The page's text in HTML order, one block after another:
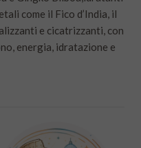
come il Fico d’India, il
e cicatrizzanti, con
energia, idratazione e